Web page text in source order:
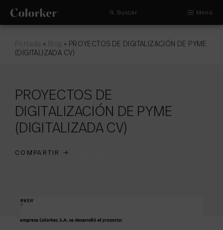
Buscar Menú
Portada » Blog » PROYECTOS DE DIGITALIZACIÓN DE PYME
(DIGITALIZADA CV)
PROYECTOS DE
DIGITALIZACIÓN DE PYME
(DIGITALIZADA CV)
COMPARTIR →